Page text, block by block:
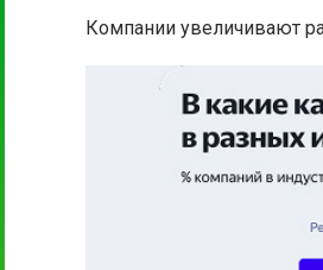
Компании увеличивают